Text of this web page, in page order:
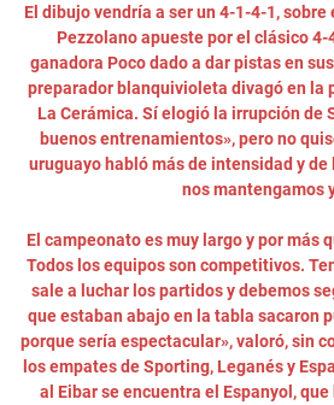
El dibujo vendría a ser un 4-1-4-1,
Pezzolano apueste por el clásico
ganadora Poco dado a dar pistas en
preparador blanquivioleta divagó en la
La Cerámica. Sí elogió la irrupción de
buenos entrenamientos», pero no
uruguayo habló más de intensidad y
nos mantengamos
El campeonato es muy largo y por más
Todos los equipos son competitivos.
sale a luchar los partidos y debemos
que estaban abajo en la tabla sacaron
porque sería espectacular», valoró, sin
los empates de Sporting, Leganés y
al Eibar se encuentra el Espanyol,